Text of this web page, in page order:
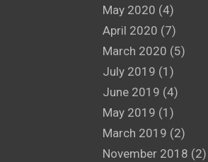
May 2020 (4)
April 2020 (7)
March 2020 (5)
July 2019 (1)
June 2019 (4)
May 2019 (1)
March 2019 (2)
November 2018 (2)